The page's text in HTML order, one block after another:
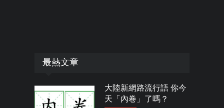
最熱文章
大陸新網路流行語 你今
天「內卷」了嗎？